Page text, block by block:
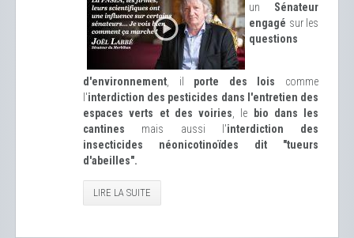
un Sénateur
engagé sur les
questions
d'environnement , il porte des lois comme
l'interdiction des pesticides dans l'entretien des
espaces verts et des voiries , le
bio dans les
cantines mais aussi l'interdiction des
insecticides néonicotinoïdes dit "tueurs
d'abeilles".
LIRE LA SUITE